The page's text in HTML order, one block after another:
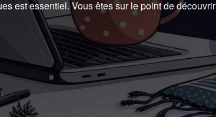
est essentiel. Vous êtes sur le point de découvrir